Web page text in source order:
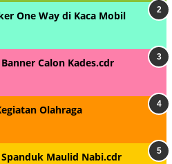
One Way di Kaca Mobil
Calon Kades.cdr
Olahraga
Maulid Nabi.cdr